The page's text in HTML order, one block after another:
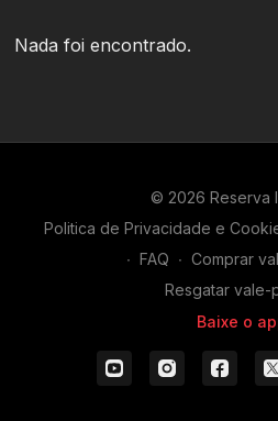
Nada foi encontrado.
© 2026 Reserva
Politica de Privacidade e
∙ FAQ ∙ Comprar
Resgatar vale-
Baixe o